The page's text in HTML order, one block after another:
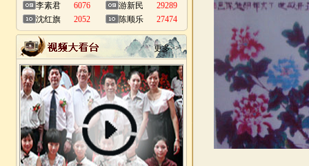
李素君
6076
沈红旗
2052
游新民
29289
陈顺乐
27474
更多>>